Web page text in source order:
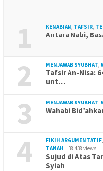
1 KENABIAN, TAFSIR,
Antara Nabi,
2 MENJAWAB SYUBHAT,
Tafsir An-Nisa:
unt…
3 MENJAWAB SYUBHAT,
Wahabi
4 FIKIH ARGUMENTATIF,
TANAH
38,438 views
Sujud di Atas
Syiah